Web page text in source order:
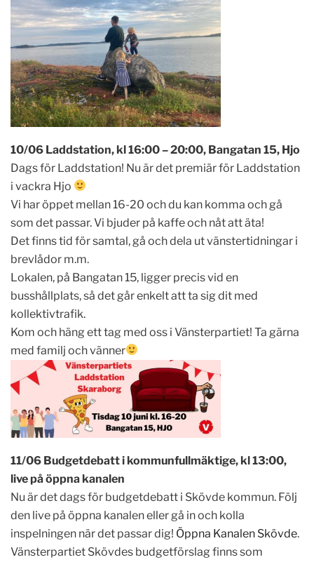
10/06 Laddstation, kl 16:00 – 20:00, Bangatan 15, Hjo
Dags för Laddstation! Nu är det premiär för Laddstation
i vackra Hjo
Vi har öppet mellan 16-20 och du kan komma och gå
som det passar. Vi bjuder på kaffe och nåt att äta!
Det finns tid för samtal, gå och dela ut vänstertidningar i
brevlådor m.m.
Lokalen, på Bangatan 15, ligger precis vid en
busshållplats, så det går enkelt att ta sig dit med
kollektivtrafik.
Kom och häng ett tag med oss i Vänsterpartiet! Ta gärna
med familj och vänner
11/06 Budgetdebatt i kommunfullmäktige, kl 13:00,
live på öppna kanalen
Nu är det dags för budgetdebatt i Skövde kommun. Följ
den live på öppna kanalen eller gå in och kolla
inspelningen när det passar dig! Öppna Kanalen Skövde.
Vänsterpartiet Skövdes budgetförslag finns som